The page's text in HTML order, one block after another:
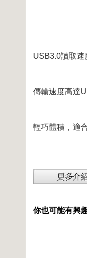
USB3.0讀取速
傳輸速度高達
輕巧體積，適
你也可能有興